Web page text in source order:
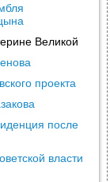
Великой
проекта
после
власти